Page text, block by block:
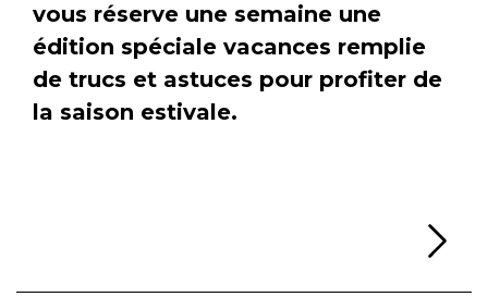
vous réserve une semaine une
édition spéciale vacances remplie
de trucs et astuces pour profiter de
la saison estivale.